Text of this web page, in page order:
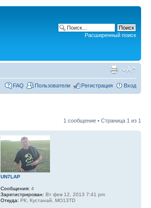
Расширенный поиск
FAQ Пользователи Регистрация Вход
1 сообщение • Страница 1 из 1
UN7LAP
Сообщения: 4
Зарегистрирован: Вт фев 12, 2013 7:41 pm
Откуда: РК, Кустанай, MO13TD